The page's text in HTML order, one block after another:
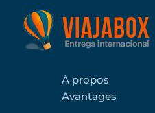
À propos
Avantages